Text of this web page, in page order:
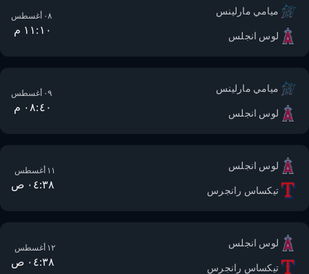
ميامي مارلينس
لوس انجلس ١١:١٠ م
ميامي مارلينس
لوس انجلس ٠٨:٤٠ م
لوس انجلس
تيكساس رانجرس ٠٤:٣٨ ص
لوس انجلس
تيكساس رانجرس ٠٤:٣٨ ص